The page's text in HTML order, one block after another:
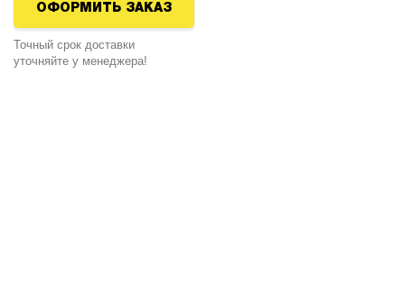
ОФОРМИТЬ ЗАКАЗ
Точный срок доставки
уточняйте у менеджера!